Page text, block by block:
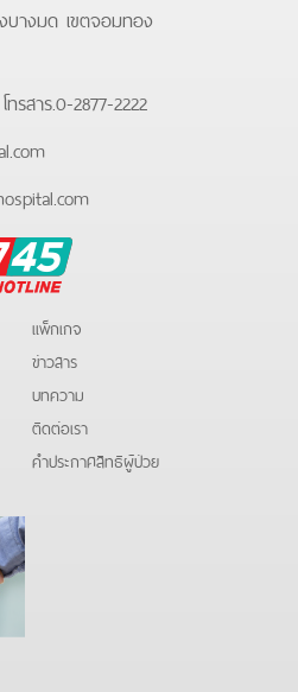
างมด เขตจอมทอง
ทรสาร.0-2877-2222
แพ็กเกจ
ข่าวสาร
บทความ
ติดต่อเรา
คําประกาศสิทธิผู้ป่วย